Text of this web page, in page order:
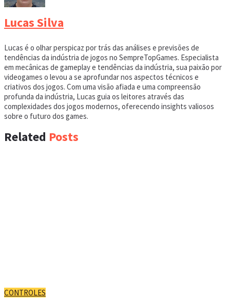
Lucas Silva
Lucas é o olhar perspicaz por trás das análises e previsões de
tendências da indústria de jogos no SempreTopGames. Especialista
em mecânicas de gameplay e tendências da indústria, sua paixão por
videogames o levou a se aprofundar nos aspectos técnicos e
criativos dos jogos. Com uma visão afiada e uma compreensão
profunda da indústria, Lucas guia os leitores através das
complexidades dos jogos modernos, oferecendo insights valiosos
sobre o futuro dos games.
Related Posts
CONTROLES